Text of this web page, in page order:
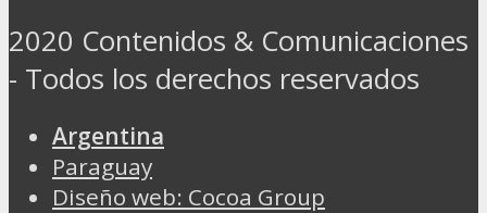
2020 Contenidos & Comunicaciones
- Todos los derechos reservados
Argentina
Paraguay
Diseño web: Cocoa Group